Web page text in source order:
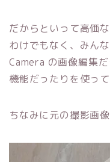
だからといって高価
わけでもなく、みん
Camera の画像編集
機能だったりを使って
ちなみに元の撮影画